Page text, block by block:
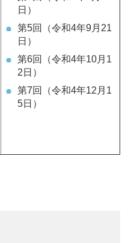
日）
第5回（令和4年9月21
日）
第6回（令和4年10月1
2日）
第7回（令和4年12月1
5日）